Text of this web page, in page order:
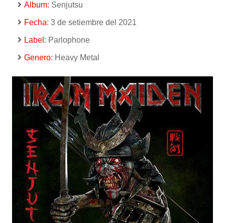
Album: Senjutsu
Fecha: 3 de setiembre del 2021
Label : Parlophone
Genero: Heavy Metal